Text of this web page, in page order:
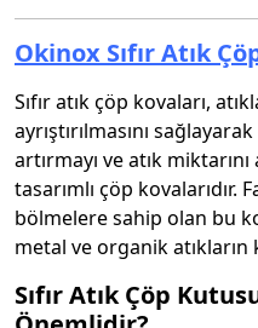
Okinox Sıfır Atık
Sıfır atık çöp kovaları,
ayrıştırılmasını
artırmayı ve atık
tasarımlı çöp kovalarıdır.
bölmelere sahip olan bu
metal ve organik atıkların
Sıfır Atık Çöp